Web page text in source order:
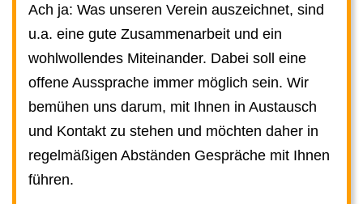
Ach ja: Was unseren Verein auszeichnet, sind
u.a. eine gute Zusammenarbeit und ein
wohlwollendes Miteinander. Dabei soll eine
offene Aussprache immer möglich sein. Wir
bemühen uns darum, mit Ihnen in Austausch
und Kontakt zu stehen und möchten daher in
regelmäßigen Abständen Gespräche mit Ihnen
führen.